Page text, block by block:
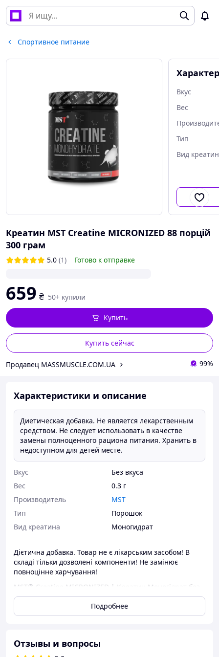
Спортивное питание
Вкус
Вес
Тип
Вид
Креатин MST Creatine MICRONIZED 88 порцій
300 грам
5.0 (1) Готово к отправке
659 ₴ 50+ купили
Купить сейчас
Купить
Продавец MASSMUSCLE.COM.UA 99%
Характеристики и описание
Диетическая добавка. Не является лекарственным
средством. Не следует использовать в качестве
замены полноценного рациона питания. Хранить в
недоступном для детей месте.
Вкус
Без вкуса
Вес
0.3 г
Производитель
MST
Тип
Порошок
Вид креатина
Моногидрат
Дієтична добавка. Товар не є лікарським засобом! В
складі тільки дозволені компоненти! Не замінює
повноцінне харчування!
MST® Creatine MICRONIZED | Креатин Моногідрат без
смаку 500 грамів – це високоякісний мікронізований
креатин моногідрат у формі порошку, який значно
підвищує силові можливості та створює умови для
засвоювана форма креатину моногідрату. Вона миттєво
всмоктується та швидко синтезує енергію, необхідну
Подробнее
Отзывы и вопросы